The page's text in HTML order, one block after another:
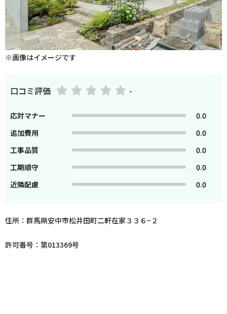
※画像はイメージです
口コミ評価 -
応対マナー
0.0
追加費用
0.0
工事品質
0.0
工期順守
0.0
近隣配慮
0.0
住所：群馬県安中市松井田町二軒在家３３６−２
許可番号：第013369号